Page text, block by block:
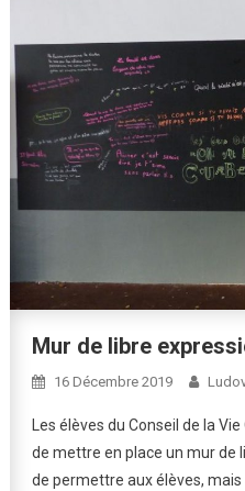
Mur de libre
16 Décembre 2019
Les élèves du Conseil de la
de mettre en place un mur de
de permettre aux élèves,